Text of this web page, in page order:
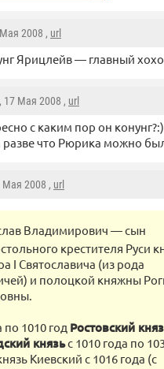
2008 , url
Ярицлейв — главный
, 17 Мая 2008 , url
с каким пор он конунг?:)
разве что Рюрика можно
Мая 2008 , url
Владимирович — сын
крестителя Руси
I Святославича (из рода
и полоцкой княжны
по 1010 год Ростовский
князьc 1010 года по
Киевский с 1016 года (с